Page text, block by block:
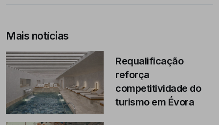
Mais notícias
Requalificação
reforça
competitividade do
turismo em Évora